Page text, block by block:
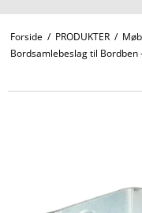
Forside / PRODUKTER /
Bordsamlebeslag til Bordben